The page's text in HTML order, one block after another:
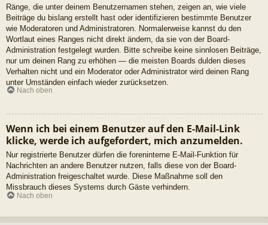
Ränge, die unter deinem Benutzernamen stehen, zeigen an, wie viele
Beiträge du bislang erstellt hast oder identifizieren bestimmte Benutzer
wie Moderatoren und Administratoren. Normalerweise kannst du den
Wortlaut eines Ranges nicht direkt ändern, da sie von der Board-
Administration festgelegt wurden. Bitte schreibe keine sinnlosen Beiträge,
nur um deinen Rang zu erhöhen — die meisten Boards dulden dieses
Verhalten nicht und ein Moderator oder Administrator wird deinen Rang
unter Umständen einfach wieder zurücksetzen.
Nach oben
Wenn ich bei einem Benutzer auf den E-Mail-Link
klicke, werde ich aufgefordert, mich anzumelden.
Nur registrierte Benutzer dürfen die foreninterne E-Mail-Funktion für
Nachrichten an andere Benutzer nutzen, falls diese von der Board-
Administration freigeschaltet wurde. Diese Maßnahme soll den
Missbrauch dieses Systems durch Gäste verhindern.
Nach oben